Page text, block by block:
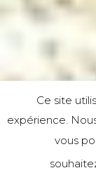
Ce site
expérience.
vous